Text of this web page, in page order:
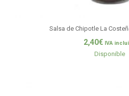
Salsa de Chipotle La
2,40€ IVA
Disponible